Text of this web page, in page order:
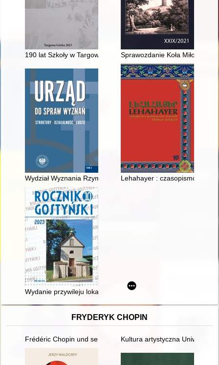
190 lat Szkoły w Targowej Górce : z nadzieją w przyszłość... :
Sprawozdanie Koła
Wydział Wyznania Rzymskokatolickiego Urzędu do spraw
Lehahayer : czasopismo
Wydanie przywileju lokacyjnego Gostynia : przyczynek do
FRYDERYK CHOPIN
Frédéric Chopin und seine Zeit Kultura artystyczna